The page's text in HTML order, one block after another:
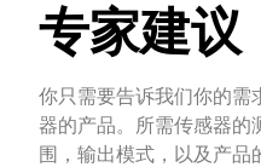
专家建议
你只需要告诉我们你的需
器的产品。所需传感器的
围，输出模式，以及产品